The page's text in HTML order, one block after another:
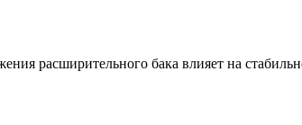
расширительного бака влияет на